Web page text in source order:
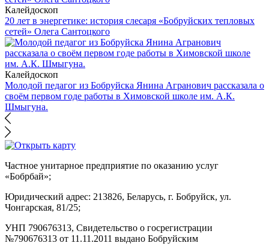
Калейдоскоп
20 лет в энергетике: история слесаря «Бобруйских тепловых
сетей» Олега Сантоцкого
Калейдоскоп
Молодой педагог из Бобруйска Янина Агранович рассказала о
своём первом годе работы в Химовской школе им. А.К.
Шмыгуна.
Частное унитарное предприятие по оказанию услуг
«Бобрбай»;
Юридический адрес: 213826, Беларусь, г. Бобруйск, ул.
Чонгарская, 81/25;
УНП 790676313, Свидетельство о госрегистрации
№790676313 от 11.11.2011 выдано Бобруйским